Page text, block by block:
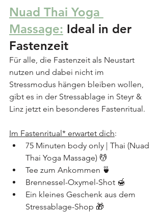
Nuad Thai Yoga
Massage: Ideal in der
Fastenzeit
Für alle, die Fastenzeit als Neustart
nutzen und dabei nicht im
Stressmodus hängen bleiben wollen,
gibt es in der Stressablage in Steyr &
Linz jetzt ein besonderes Fastenritual.
Im Fastenritual* erwartet dich:
75 Minuten body only | Thai (Nuad
Thai Yoga Massage) 💆
Tee zum Ankommen 🍵
Brennessel-Oxymel-Shot 🍯
Ein kleines Geschenk aus dem
Stressablage-Shop 🎁